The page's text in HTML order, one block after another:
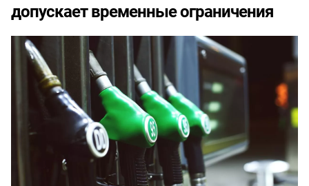
допускает временные ограничения